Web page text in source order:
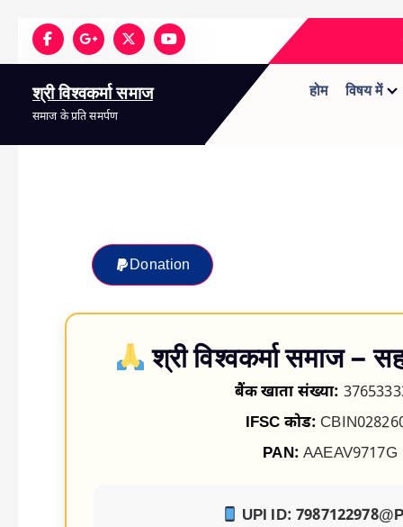
श्री विश्वकर्मा समाज
समाज के प्रति समर्पण
होम विषय में
Donation
श्री विश्वकर्मा समाज –
बैंक खाता संख्या:
IFSC कोड:
PAN: AAEAV9717G
UPI ID: